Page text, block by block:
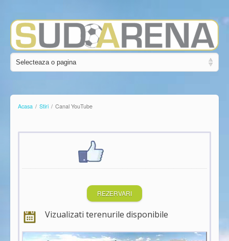
Acasa / Stiri / Canal YouTube
REZERVARI
Vizualizati terenurile disponibile